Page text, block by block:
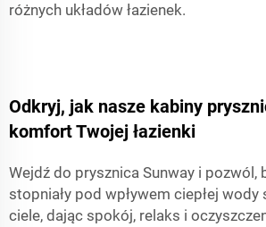
różnych układów łazienek.
Odkryj, jak nasze kabiny
komfort Twojej łazienki
Wejdź do prysznica Sunway i pozwól,
stopniały pod wpływem ciepłej wody
ciele, dając spokój, relaks i